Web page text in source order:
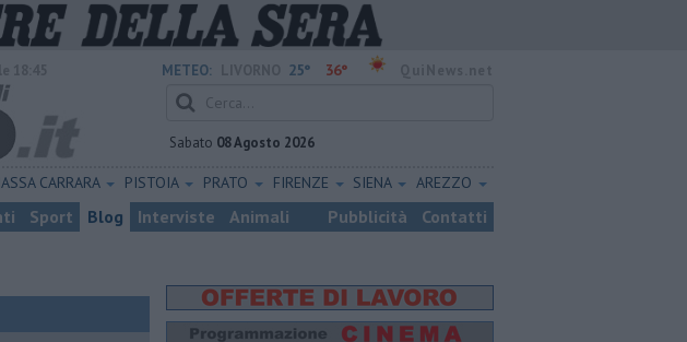
METEO: 25° 36°
Sabato 08 Agosto 2026
CARRARA PISTOIA PRATO FIRENZE SIENA AREZZO
Sport Blog Interviste Animali Pubblicità Contatti